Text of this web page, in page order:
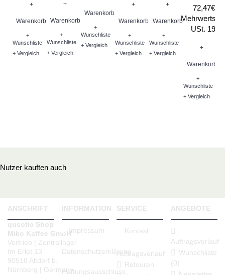
+
Warenkorb
+
Wunschliste
+ Vergleich
+
Warenkorb
+
Wunschliste
+ Vergleich
Warenkorb
+
Wunschliste
+ Vergleich
+
Warenkorb
+
Wunschliste
+ Vergleich
+
Warenkorb
+
Wunschliste
+ Vergleich
72,47€ *
USt. 19%
+
Warenkorb
+
Wunschliste
+ Vergleich
Nutzer kauften auch
ANSCHRIFT
qusotic Shop
Miko Kaffee GmbH
Vertrieb | Zentrallager
Im Erlet 13
90518 Altdorf b.
Nürnberg | Germany
INFORMATION
Impressum
Datenschutzerklärung
Haftungsausschluss
SERVICE
Kontakt
Auftragsverlauf
Retouren
ANGEBOTE
Auftragsverlauf
Wunschliste
(0)